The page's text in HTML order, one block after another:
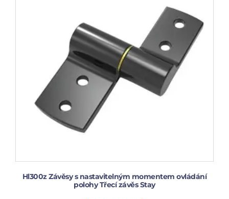
Hl300z Závěsy s nastavitelným momentem ovládání
polohy Třecí závěs Stay